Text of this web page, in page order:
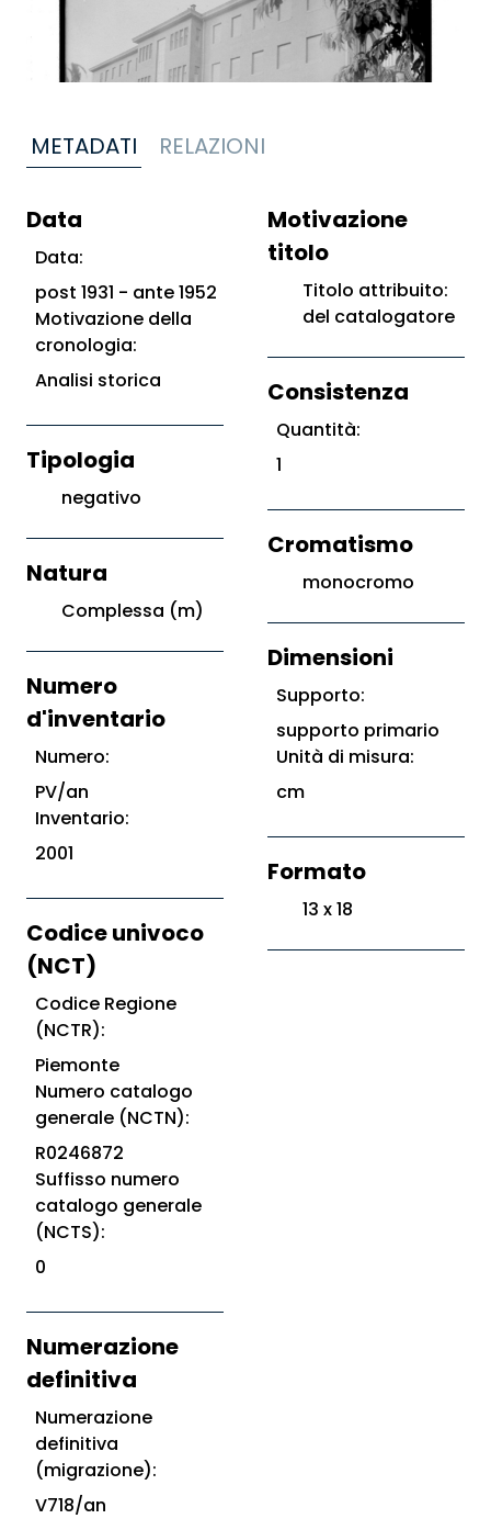
METADATI RELAZIONI
Data
Data:
post 1931 - ante 1952
Motivazione della
cronologia:
Analisi storica
Tipologia
negativo
Natura
Complessa (m)
Numero
d'inventario
Numero:
PV/an
Inventario:
2001
Codice univoco
(NCT)
Codice Regione
(NCTR):
Piemonte
Numero catalogo
generale (NCTN):
R0246872
Suffisso numero
catalogo generale
(NCTS):
0
Numerazione
definitiva
Numerazione
definitiva
(migrazione):
V718/an
Motivazione
titolo
Titolo attribuito:
del catalogatore
Consistenza
Quantità:
1
Cromatismo
monocromo
Dimensioni
Supporto:
supporto primario
Unità di misura:
cm
Formato
13 x 18